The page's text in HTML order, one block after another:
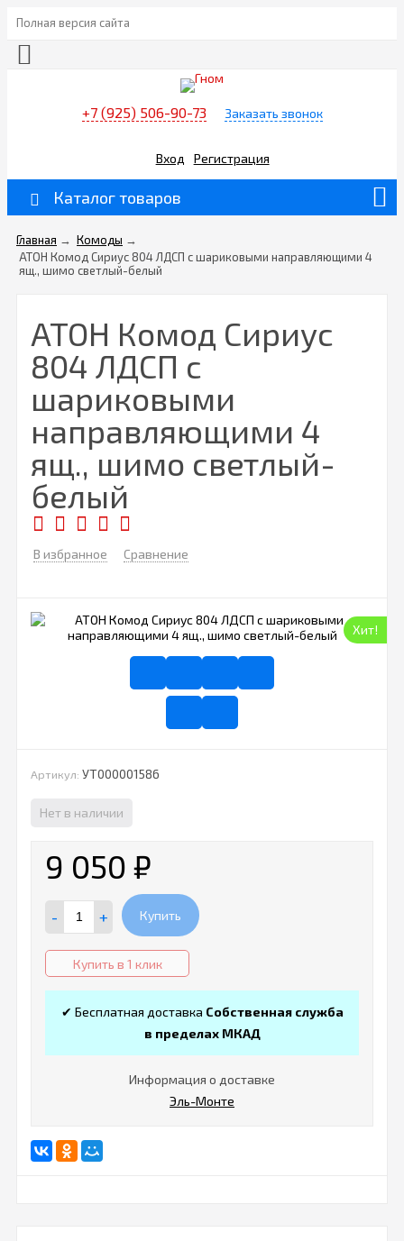
Полная версия сайта
+7 (925) 506-90-73 Заказать звонок
Вход Регистрация
Каталог товаров
Главная → Комоды →
АТОН Комод Сириус 804 ЛДСП с шариковыми направляющими 4
ящ., шимо светлый-белый
АТОН Комод Сириус
804 ЛДСП с
шариковыми
направляющими 4
ящ., шимо светлый-
белый
В избранное Сравнение
Хит!
Артикул: УТ000001586
Нет в наличии
9 050 ₽
- + Купить
Купить в 1 клик
✔ Бесплатная доставка Собственная служба
в пределах МКАД
Информация о доставке
Эль-Монте